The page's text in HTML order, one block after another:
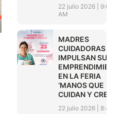
22 julio 2026
9:01
AM
MADRES
CUIDADORAS
IMPULSAN SUS
EN LA FERIA
‘MANOS QUE
CUIDAN Y CREAN’
22 julio 2026 8:45